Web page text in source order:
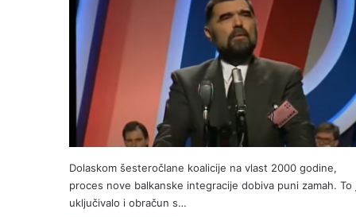
Dolaskom šesteročlane koalicije na vlast 2000 godine,
proces nove balkanske integracije dobiva puni zamah. To
uključivalo i obračun s…